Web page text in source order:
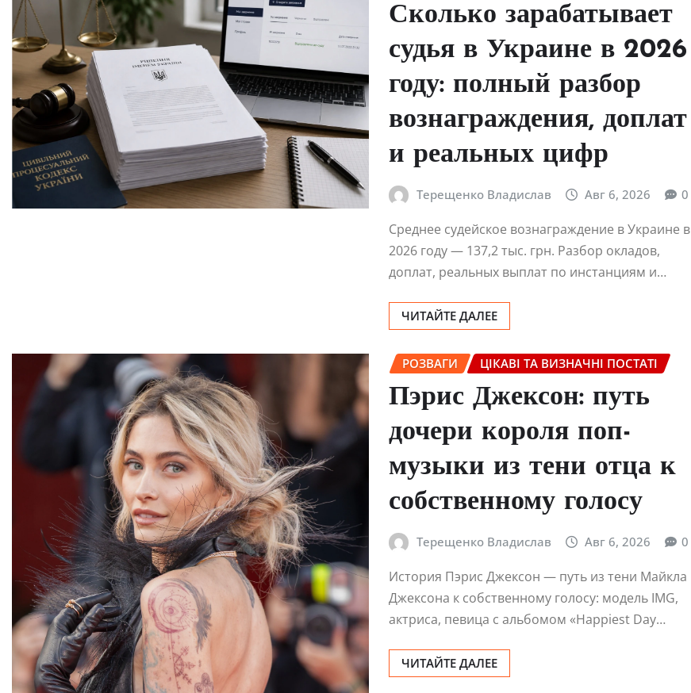
Сколько зарабатывает
судья в Украине в 2026
году: полный разбор
вознаграждения, доплат
и реальных цифр
Терещенко Владислав Авг 6, 2026 0
Среднее судейское вознаграждение в Украине в
2026 году — 137,2 тыс. грн. Разбор окладов,
доплат, реальных выплат по инстанциям и…
ЧИТАЙТЕ ДАЛЕЕ
РОЗВАГИ ЦІКАВІ ТА ВИЗНАЧНІ ПОСТАТІ
Пэрис Джексон: путь
дочери короля поп-
музыки из тени отца к
собственному голосу
Терещенко Владислав Авг 6, 2026 0
История Пэрис Джексон — путь из тени Майкла
Джексона к собственному голосу: модель IMG,
актриса, певица с альбомом «Happiest Day…
ЧИТАЙТЕ ДАЛЕЕ